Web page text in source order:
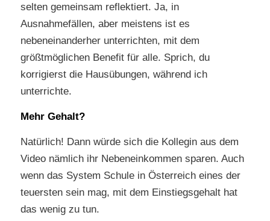
selten gemeinsam reflektiert. Ja, in
Ausnahmefällen, aber meistens ist es
nebeneinanderher unterrichten, mit dem
größtmöglichen Benefit für alle. Sprich, du
korrigierst die Hausübungen, während ich
unterrichte.
Mehr Gehalt?
Natürlich! Dann würde sich die Kollegin aus dem
Video nämlich ihr Nebeneinkommen sparen. Auch
wenn das System Schule in Österreich eines der
teuersten sein mag, mit dem Einstiegsgehalt hat
das wenig zu tun.